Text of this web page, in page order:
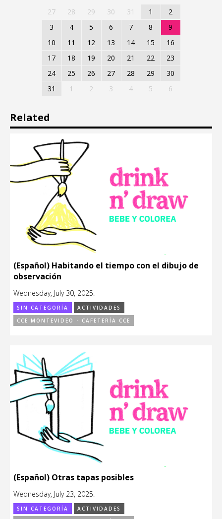
27 28 29 30 31 1
2
3
4 5 6 7 8
9
10
11 12 13 14 15
16
17
18 19 20 21 22
23
24
25 26 27 28 29
30
31
1 2 3 4 5 6
Related
(Español) Habitando el tiempo con el dibujo de
observación
Wednesday, July 30, 2025.
SIN CATEGORÍA
ACTIVIDADES
CCE MONTEVIDEO - CAFETERÍA CCE
(Español) Otras tapas posibles
Wednesday, July 23, 2025.
SIN CATEGORÍA
ACTIVIDADES